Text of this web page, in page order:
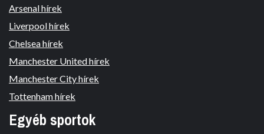
Arsenal hírek
Liverpool hírek
Chelsea hírek
Manchester United hírek
Manchester City hírek
Tottenham hírek
Egyéb sportok